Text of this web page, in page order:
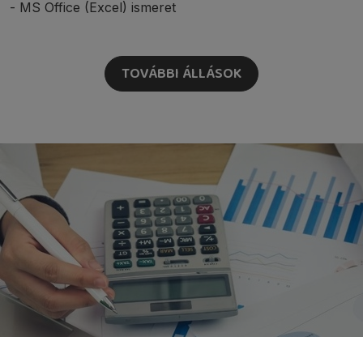
- MS Office (Excel) ismeret
TOVÁBBI ÁLLÁSOK